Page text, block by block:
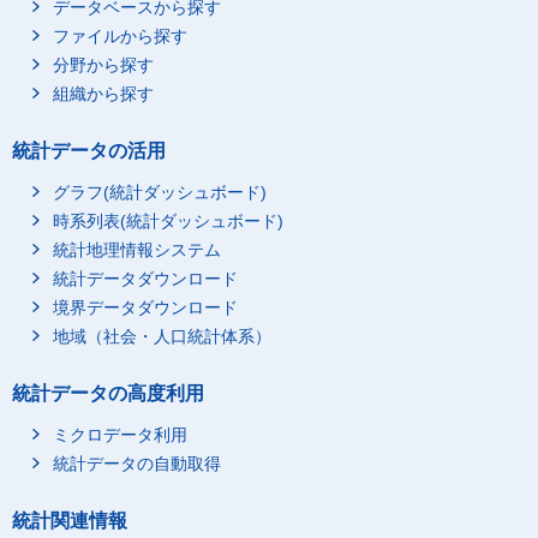
データベースから探す
ファイルから探す
分野から探す
組織から探す
統計データの活用
グラフ(統計ダッシュボード)
時系列表(統計ダッシュボード)
統計地理情報システム
統計データダウンロード
境界データダウンロード
地域（社会・人口統計体系）
統計データの高度利用
ミクロデータ利用
統計データの自動取得
統計関連情報